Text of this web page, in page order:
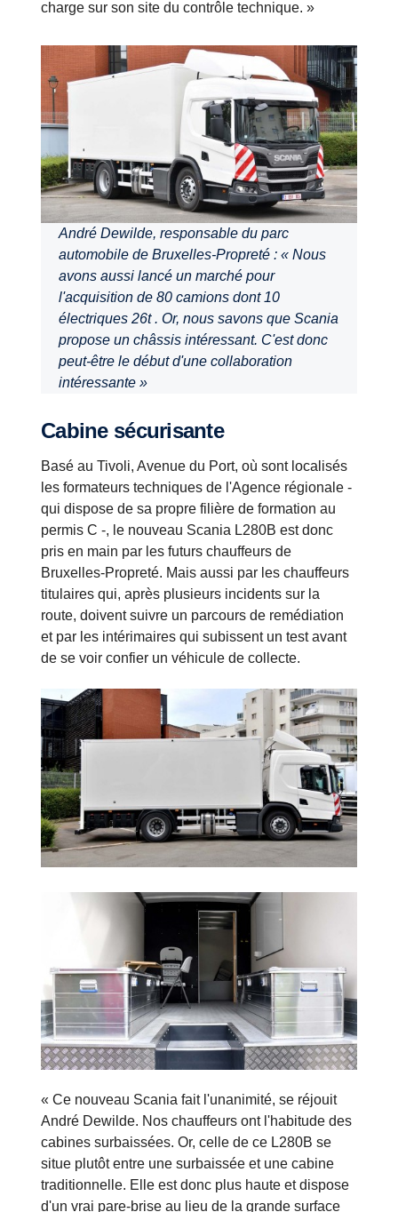
charge sur son site du contrôle technique. »
André Dewilde, responsable du parc
automobile de Bruxelles-Propreté : « Nous
avons aussi lancé un marché pour
l'acquisition de 80 camions dont 10
électriques 26t . Or, nous savons que Scania
propose un châssis intéressant. C'est donc
peut-être le début d'une collaboration
intéressante »
Cabine sécurisante
Basé au Tivoli, Avenue du Port, où sont localisés
les formateurs techniques de l'Agence régionale -
qui dispose de sa propre filière de formation au
permis C -, le nouveau Scania L280B est donc
pris en main par les futurs chauffeurs de
Bruxelles-Propreté. Mais aussi par les chauffeurs
titulaires qui, après plusieurs incidents sur la
route, doivent suivre un parcours de remédiation
et par les intérimaires qui subissent un test avant
de se voir confier un véhicule de collecte.
« Ce nouveau Scania fait l'unanimité, se réjouit
André Dewilde. Nos chauffeurs ont l'habitude des
cabines surbaissées. Or, celle de ce L280B se
situe plutôt entre une surbaissée et une cabine
traditionnelle. Elle est donc plus haute et dispose
d'un vrai pare-brise au lieu de la grande surface